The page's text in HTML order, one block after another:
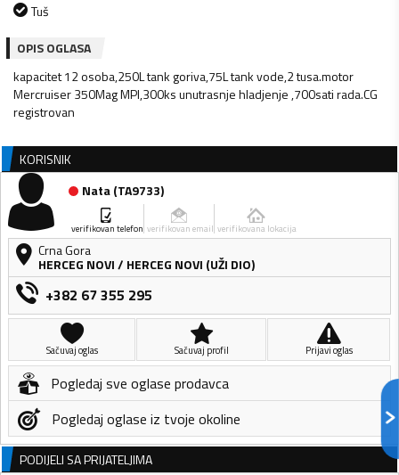
Tuš
OPIS OGLASA
kapacitet 12 osoba,250L tank goriva,75L tank vode,2 tusa.motor
Mercruiser 350Mag MPI,300ks unutrasnje hladjenje ,700sati rada.CG
registrovan
KORISNIK
Nata(TA9733)
verifikovan telefon verifikovan email verifikovana lokacija
Crna Gora
HERCEG NOVI/ HERCEG NOVI (UŽI DIO)
+382 67 355 295
Sačuvaj oglas Sačuvaj profil Prijavi oglas
Pogledaj sve oglase prodavca
Pogledaj oglase iz tvoje okoline
PODIJELI SA PRIJATELJIMA